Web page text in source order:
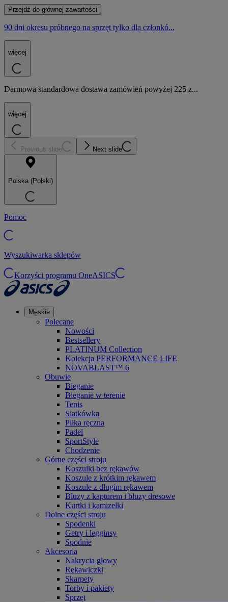
Przejdź do głównej zawartości
90 dni okresu próbnego na sprzęt tylko dla członkó...
więcej
Darmowa standardowa dostawa zamówień powyżej 225 z...
więcej
Previous slide Next slide
Polska (Polski)
Pomoc
Wyszukiwarka sklepów
Korzyści programu OneASICS
Męskie
Polecane
Nowości
Bestsellery
PLATINUM Collection
Kolekcja PERFORMANCE LIFE
NOVABLAST™ 6
Obuwie
Bieganie
Bieganie w terenie
Tenis
Siatkówka
Piłka ręczna
Padel
SportStyle
Chodzenie
Górne części stroju
Koszulki bez rękawów
Koszule z krótkim rękawem
Koszule z długim rękawem
Bluzy z kapturem i bluzy dresowe
Kurtki i kamizelki
Dolne części stroju
Spodenki
Getry i legginsy
Spodnie
Akcesoria
Nakrycia głowy
Rękawiczki
Skarpety
Torby i pakiety
Sprzęt